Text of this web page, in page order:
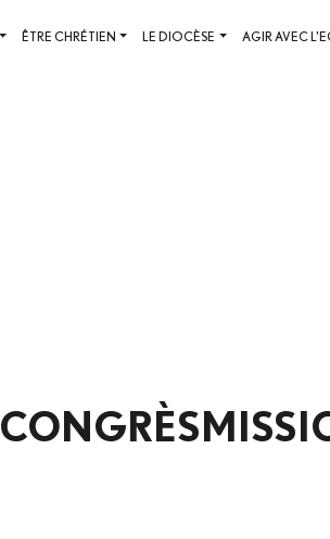
ÊTRE CHRÉTIEN LE DIOCÈSE AGIR AVEC